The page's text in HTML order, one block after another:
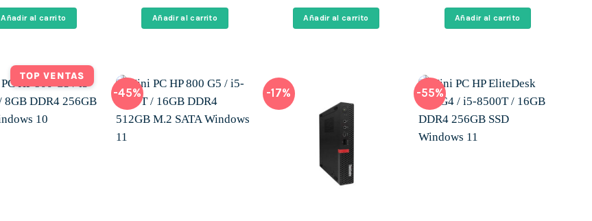
era:
342,00 €.
es:
263,00 €.
Añadir al carrito
era:
830,00 €.
es:
177,00 €.
Añadir al carrito
era:
494,00 €.
es:
316,95 €.
Añadir al carrito
era:
599,00 €.
es:
224,00 €.
Añadir al carrito
TOP VENTAS
-45% -17% -55%